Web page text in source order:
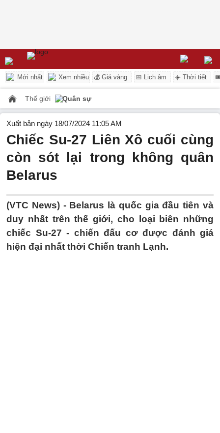
Mới nhất Xem nhiều 💰 Giá vàng 📅 Lịch âm ☀️ Thời tiết
Thế giới Quân sự
Xuất bản ngày 18/07/2024 11:05 AM
Chiếc Su-27 Liên Xô cuối cùng
còn sót lại trong không quân
Belarus
(VTC News) - Belarus là quốc gia đầu tiên và
duy nhất trên thế giới, cho loại biên những
chiếc Su-27 - chiến đấu cơ được đánh giá
hiện đại nhất thời Chiến tranh Lạnh.